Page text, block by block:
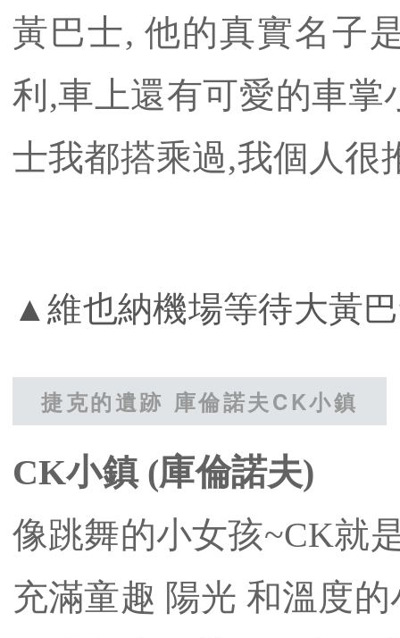
黃巴士, 他的真實名子
利,車上還有可愛的車
士我都搭乘過,我個人很
▲維也納機場等待大黃
捷克的遺跡 庫倫諾夫CK小鎮
CK小鎮 (庫倫諾夫)
像跳舞的小女孩~CK就
充滿童趣 陽光 和溫度